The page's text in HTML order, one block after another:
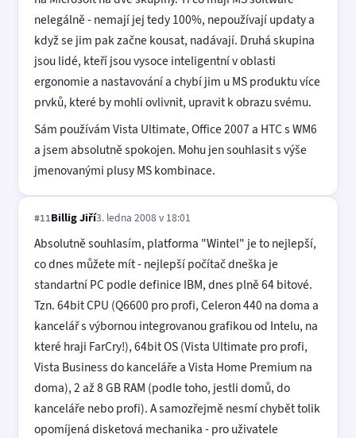
nelegálně - nemají jej tedy 100%, nepoužívají updaty a
když se jim pak začne kousat, nadávají. Druhá skupina
jsou lidé, kteří jsou vysoce inteligentní v oblasti
ergonomie a nastavování a chybí jim u MS produktu více
prvků, které by mohli ovlivnit, upravit k obrazu svému.
Sám používám Vista Ultimate, Office 2007 a HTC s WM6
a jsem absolutně spokojen. Mohu jen souhlasit s výše
jmenovanými plusy MS kombinace.
#11Billig Jiří3. ledna 2008 v 18:01
Absolutně souhlasím, platforma "Wintel" je to nejlepší,
co dnes můžete mít - nejlepší počítač dneška je
standartní PC podle definice IBM, dnes plně 64 bitové.
Tzn. 64bit CPU (Q6600 pro profi, Celeron 440 na doma a
kancelář s výbornou integrovanou grafikou od Intelu, na
které hraji FarCry!), 64bit OS (Vista Ultimate pro profi,
Vista Business do kanceláře a Vista Home Premium na
doma), 2 až 8 GB RAM (podle toho, jestli domů, do
kanceláře nebo profi). A samozřejmě nesmí chybět tolik
opomíjená disketová mechanika - pro uživatele